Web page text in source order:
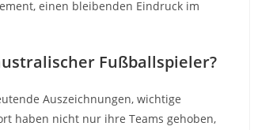
einen bleibenden Eindruck im
Fußballspieler?
Auszeichnungen, wichtige
haben nicht nur ihre Teams gehoben,